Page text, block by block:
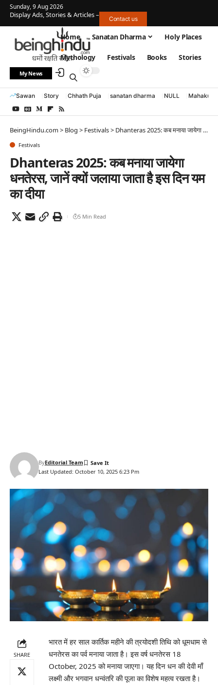
Sunday, 9 Aug 2026
Display Ads, Stories & Articles – Contact us
Home Sanatan Dharma Holy Places
Mythology Festivals Books Stories
My News
Sawan Story Chhath Puja sanatan dharma NULL
BeingHindu.com> Blog > Festivals> Dhanteras 2025: कब मनाया जायेगा धनतेरस, जानें क्यों जलाया जाता है इस दिन यम का दीया
Festivals
Dhanteras 2025: कब मनाया जायेगा
धनतेरस, जानें क्यों जलाया जाता है इस दिन यम
का दीया
Last Updated: October 10, 2025 6:23 Pm
ByEditorial Team
5 Min Read
SHARE
भारत में हर साल कार्तिक महीने की त्रयोदशी तिथि को धूमधाम से
धनतेरस का पर्व मनाया जाता है। इस वर्ष धनतेरस 18
October, 2025 को मनाया जाएगा। यह दिन धन की देवी माँ
लक्ष्मी और भगवान धन्वंतरि की पूजा का विशेष महत्व रखता है।